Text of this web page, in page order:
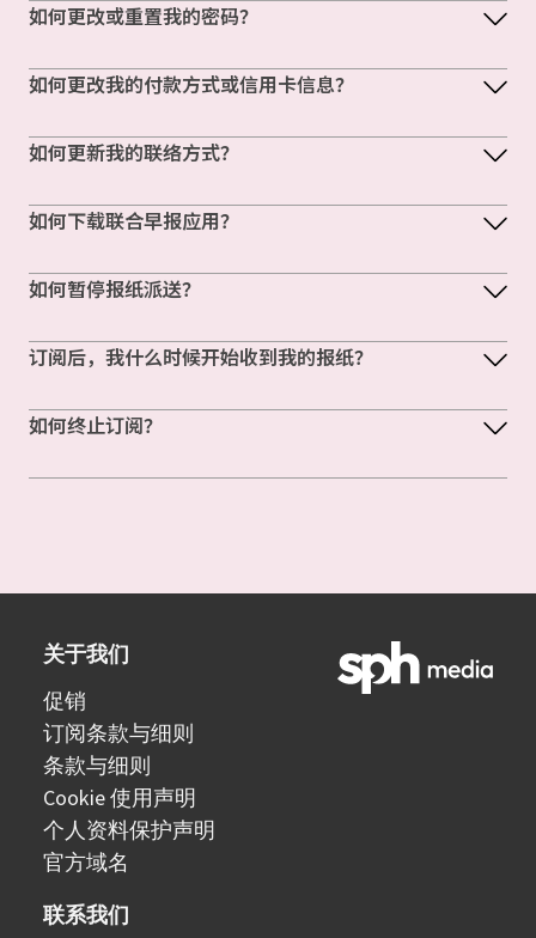
如何更改或重置我的密码？
如何更改我的付款方式或信用卡信息？
如何更新我的联络方式？
如何下载联合早报应用？
如何暂停报纸派送？
订阅后，我什么时候开始收到我的报纸？
如何终止订阅？
关于我们
促销
订阅条款与细则
条款与细则
Cookie 使用声明
个人资料保护声明
官方域名
联系我们